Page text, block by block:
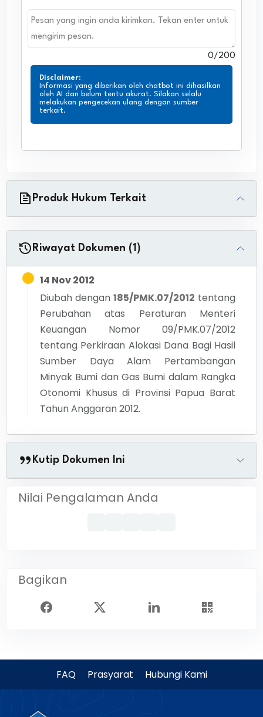
0/200
Disclaimer:
Informasi yang diberikan oleh chatbot ini dihasilkan
oleh AI dan belum tentu akurat. Silakan selalu
melakukan pengecekan ulang dengan sumber
terkait.
Produk Hukum Terkait
Riwayat Dokumen (1)
14 Nov 2012
Diubah dengan 185/PMK.07/2012 tentang
Perubahan atas Peraturan Menteri
Keuangan Nomor 09/PMK.07/2012
tentang Perkiraan Alokasi Dana Bagi Hasil
Sumber Daya Alam Pertambangan
Minyak Bumi dan Gas Bumi dalam Rangka
Otonomi Khusus di Provinsi Papua Barat
Tahun Anggaran 2012.
Kutip Dokumen Ini
Nilai Pengalaman Anda
Bagikan
FAQ Prasyarat Hubungi Kami